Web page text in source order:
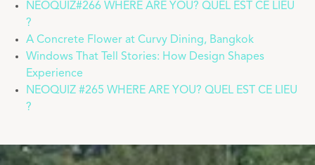
NEOQUIZ#266 WHERE ARE YOU? QUEL EST CE LIEU
?
A Concrete Flower at Curvy Dining, Bangkok
Windows That Tell Stories: How Design Shapes
Experience
NEOQUIZ #265 WHERE ARE YOU? QUEL EST CE LIEU
?